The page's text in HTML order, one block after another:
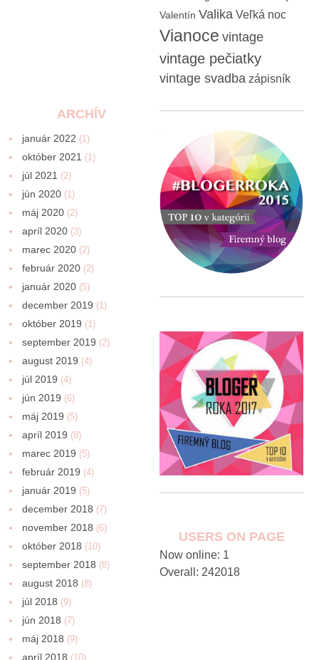
Valentín Valika Veľká noc
Vianoce vintage
vintage pečiatky
vintage svadba zápisník
ARCHÍV
január 2022 (1)
október 2021 (1)
júl 2021 (2)
jún 2020 (1)
máj 2020 (2)
apríl 2020 (3)
marec 2020 (2)
február 2020 (2)
január 2020 (5)
december 2019 (1)
október 2019 (1)
september 2019 (2)
august 2019 (4)
júl 2019 (4)
jún 2019 (6)
máj 2019 (5)
apríl 2019 (8)
marec 2019 (5)
február 2019 (4)
január 2019 (5)
december 2018 (7)
november 2018 (6)
október 2018 (10)
september 2018 (8)
august 2018 (8)
júl 2018 (9)
jún 2018 (7)
máj 2018 (9)
apríl 2018 (10)
USERS ON PAGE
Now online: 1
Overall: 242018